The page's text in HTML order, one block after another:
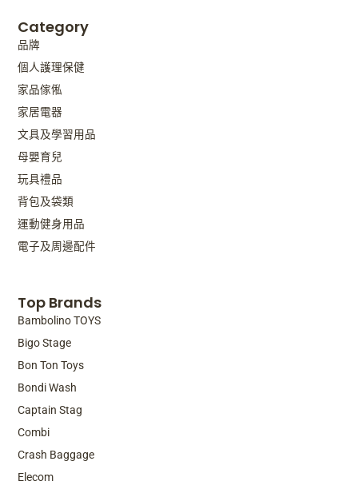
Top Brands
Bambolino TOYS
Bigo Stage
Bon Ton Toys
Bondi Wash
Captain Stag
Combi
Crash Baggage
Elecom
Category
品牌
個人護理保健
家品傢俬
家居電器
文具及學習用品
母嬰育兒
玩具禮品
背包及袋類
運動健身用品
電子及周邊配件